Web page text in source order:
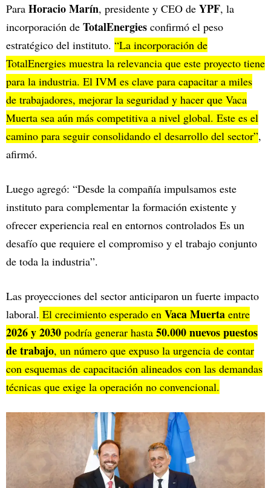
Para Horacio Marín, presidente y CEO de YPF, la
incorporación de TotalEnergies confirmó el peso
estratégico del instituto. “La incorporación de
TotalEnergies muestra la relevancia que este proyecto tiene
para la industria. El IVM es clave para capacitar a miles
de trabajadores, mejorar la seguridad y hacer que Vaca
Muerta sea aún más competitiva a nivel global. Este es el
camino para seguir consolidando el desarrollo del sector”,
afirmó.
Luego agregó: “Desde la compañía impulsamos este
instituto para complementar la formación existente y
ofrecer experiencia real en entornos controlados Es un
desafío que requiere el compromiso y el trabajo conjunto
de toda la industria”.
Las proyecciones del sector anticiparon un fuerte impacto
laboral. El crecimiento esperado en Vaca Muerta entre
2026 y 2030 podría generar hasta 50.000 nuevos puestos
de trabajo, un número que expuso la urgencia de contar
con esquemas de capacitación alineados con las demandas
técnicas que exige la operación no convencional.